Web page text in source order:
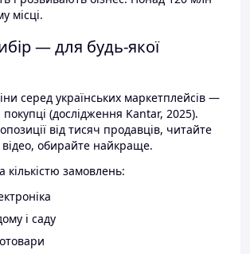
місці.
— для будь-якої
серед українських маркетплейсів —
покупці (дослідження Kantar, 2025).
від тисяч продавців, читайте
відео, обирайте найкраще.
кількістю замовлень:
і саду